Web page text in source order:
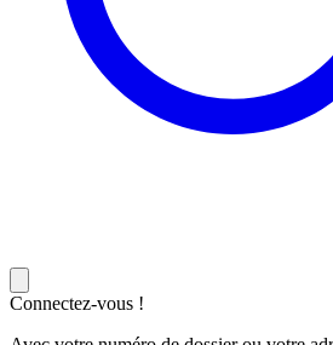
Connectez-vous !